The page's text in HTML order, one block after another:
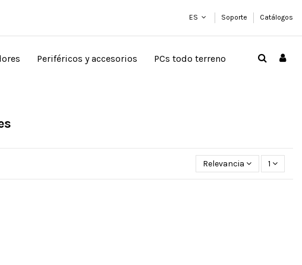
ES Soporte Catálogos
Periféricos y accesorios PCs todo terreno
Relevancia 1